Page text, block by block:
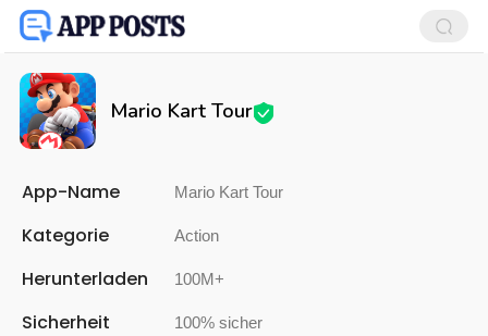
Mario Kart Tour
App-Name Mario Kart Tour
Kategorie Action
Herunterladen 100M+
Sicherheit 100% sicher